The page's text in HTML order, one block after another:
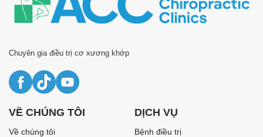
Chuyên gia điều trị cơ xương khớp
VỀ CHÚNG TÔI
Về chúng tôi
DỊCH VỤ
Bệnh điều trị